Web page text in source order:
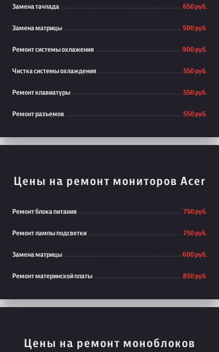
Замена тачпада 650 руб.
Замена матрицы 500 руб.
Ремонт системы охлажения 900 руб.
Чистка системы охлаждения 550 руб.
Ремонт клавиатуры 550 руб.
Ремонт разъемов 550 руб.
Цены на ремонт мониторов Acer
Ремонт блока питания 750 руб.
Ремонт лампы подсветки 750 руб.
Замена матрицы 600 руб.
Ремонт материнской платы 850 руб.
Цены на ремонт моноблоков